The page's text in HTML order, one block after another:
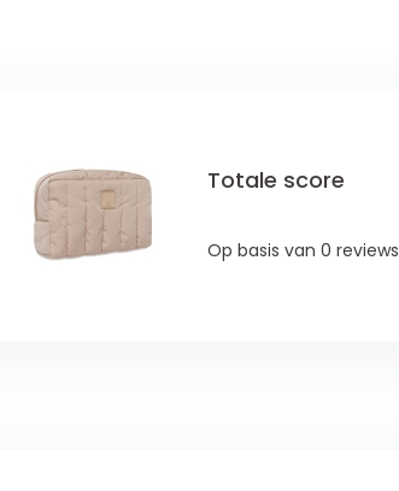
Totale score
Op basis van 0 reviews